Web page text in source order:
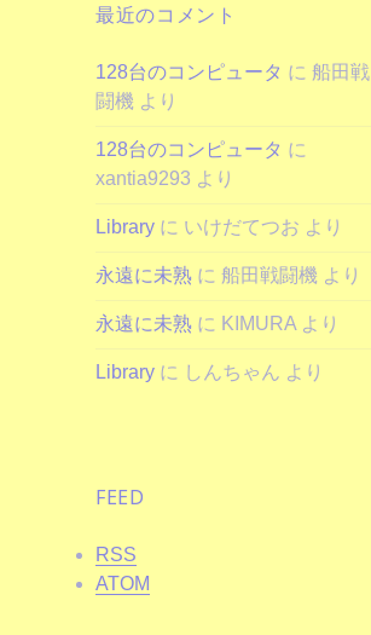
最近のコメント
128台のコンピュータ に船田戦
闘機 より
128台のコンピュータ に
xantia9293 より
Library に いけだてつお より
永遠に未熟 に船田戦闘機 より
永遠に未熟 に KIMURA より
Library に しんちゃん より
FEED
RSS
ATOM